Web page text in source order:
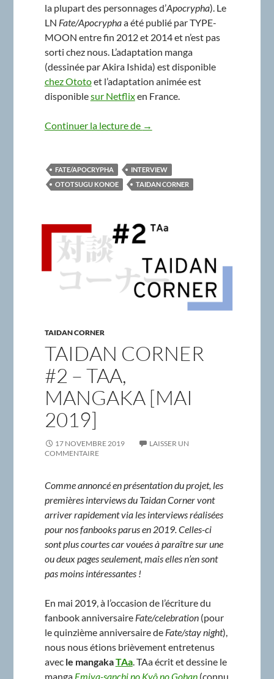
la plupart des personnages d’Apocrypha). Le
LN Fate/Apocryphaa été publié par TYPE-
MOON entre fin 2012 et 2014 et n’est pas
sorti chez nous. L’adaptation manga
(dessinée par Akira Ishida) est disponible
chez Ototoet l’adaptation animée est
disponiblesur Netflixen France.
Continuer la lecture de Taidan Corner #3 – Ototsugu
→
FATE/APOCRYPHA
INTERVIEW
OTOTSUGU KONOE
TAIDAN CORNER
TAIDAN CORNER
TAIDAN CORNER
#2 – TAA,
MANGAKA [MAI
2019]
17 NOVEMBRE 2019
LAISSER UN
COMMENTAIRE
Comme annoncé en présentation du projet, les
premières interviews du Taidan Corner vont
arriver rapidement via les interviews réalisées
pour nos fanbooks parus en 2019. Celles-ci
sont plus courtes car vouées à paraître sur une
ou deux pages seulement, mais elles n’en sont
pas moins intéressantes !
En mai 2019, à l’occasion de l’écriture du
fanbook anniversaire Fate/celebration (pour
le quinzième anniversaire de Fate/stay night),
nous nous étions brièvement entretenus
avec le mangakaTAa. TAa écrit et dessine le
manga Emiya-sanchi no Kyô no Gohan(connu